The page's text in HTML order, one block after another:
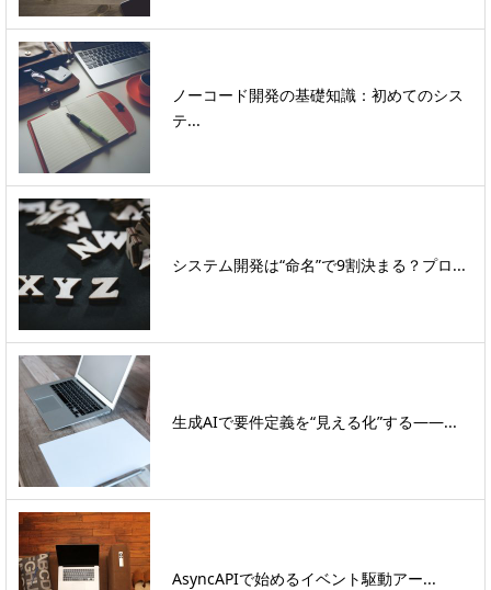
ノーコード開発の基礎知識：初めてのシス
テ...
システム開発は“命名”で9割決まる？プロ...
生成AIで要件定義を“見える化”する――...
AsyncAPIで始めるイベント駆動アー...